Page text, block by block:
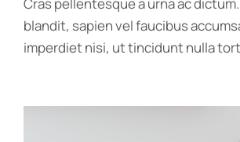
blandit, sapien vel faucibus
imperdiet nisi, ut tincidunt nulla